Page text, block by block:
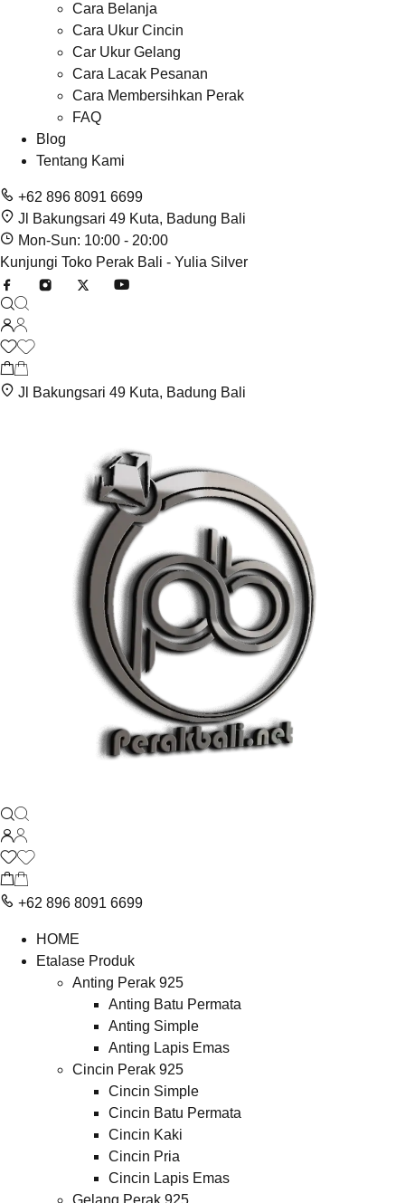
Cara Belanja
Cara Ukur Cincin
Car Ukur Gelang
Cara Lacak Pesanan
Cara Membersihkan Perak
FAQ
Blog
Tentang Kami
+62 896 8091 6699
Jl Bakungsari 49 Kuta, Badung Bali
Mon-Sun: 10:00 - 20:00
Kunjungi Toko Perak Bali - Yulia Silver
Jl Bakungsari 49 Kuta, Badung Bali
+62 896 8091 6699
HOME
Etalase Produk
Anting Perak 925
Anting Batu Permata
Anting Simple
Anting Lapis Emas
Cincin Perak 925
Cincin Simple
Cincin Batu Permata
Cincin Kaki
Cincin Pria
Cincin Lapis Emas